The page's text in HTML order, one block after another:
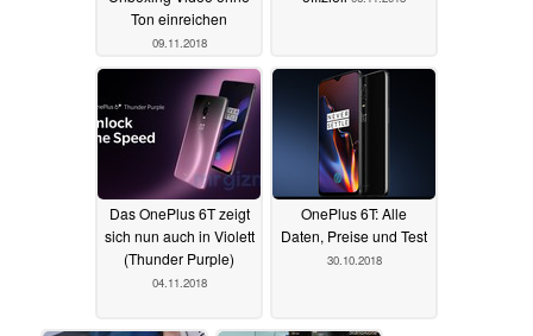
Ton einreichen
09.11.2018
Das OnePlus 6T zeigt
sich nun auch in Violett
(Thunder Purple)
04.11.2018
OnePlus 6T: Alle
Daten, Preise und Test
30.10.2018